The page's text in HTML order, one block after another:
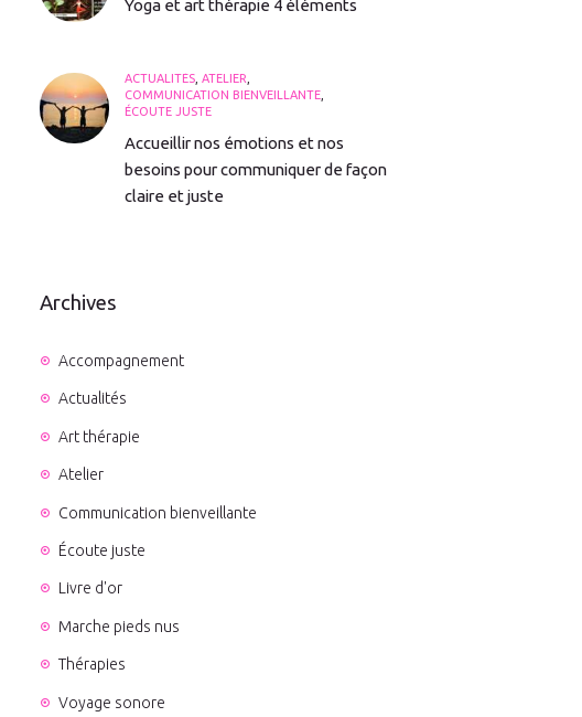
Yoga et art thérapie 4 éléments
ACTUALITÉS ,ATELIER
COMMUNICATION BIENVEILLANTE
ÉCOUTE JUSTE
Accueillir nos émotions et nos
besoins pour communiquer de façon
claire et juste
Archives
Accompagnement
Actualités
Art thérapie
Atelier
Communication bienveillante
Écoute juste
Livre d'or
Marche pieds nus
Thérapies
Voyage sonore